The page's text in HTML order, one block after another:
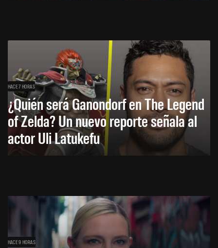
HACE 7 HORAS
¿Quién será Ganondorf en The Legend
of Zelda? Un nuevo reporte señala al
actor Uli Latukefu
HACE 9 HORAS